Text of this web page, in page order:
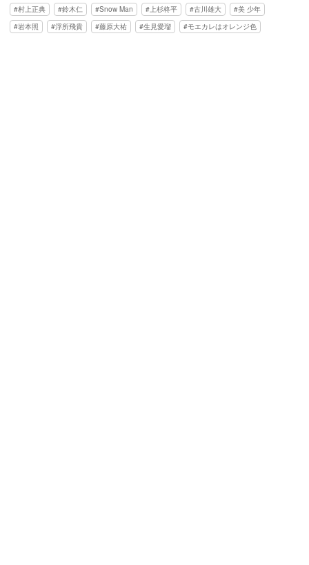
村上正典 鈴木仁 Snow Man 上杉柊平 古川雄大
美 少年
岩本照
浮所飛貴 藤原大祐 生見愛瑠 モエカレはオレンジ色